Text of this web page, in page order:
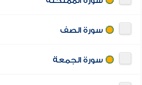
سورة الصف
سورة الجمعة